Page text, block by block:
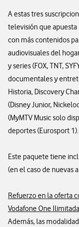
A estas tres
televisión que
con más contenidos
audiovisuales del
y series (FOX, TNT,
documentales y
Historia, Discovery
(Disney Junior,
(MyMTV Music solo
deportes (Eurosport 1).
Este paquete tiene
(en el caso de nuevas
Refuerzo en la oferta
Vodafone One
Además, las